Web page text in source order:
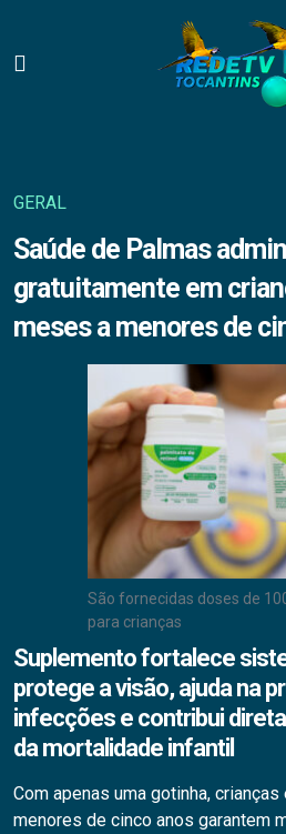
GERAL
Saúde de Palmas
gratuitamente em
meses a menores de
São fornecidas doses de
para crianças
Suplemento fortalece
protege a visão, ajuda na
infecções e contribui
da mortalidade infantil
Com apenas uma gotinha,
menores de cinco anos garantem